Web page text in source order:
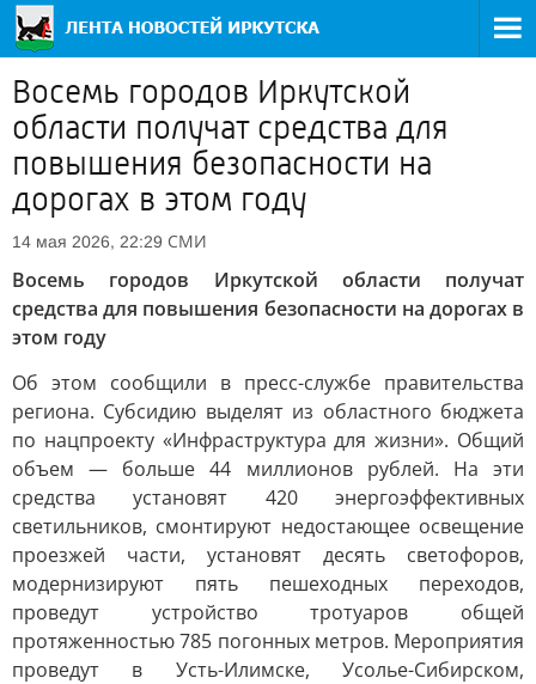
Восемь городов Иркутской
области получат средства для
повышения безопасности на
дорогах в этом году
14 мая 2026, 22:29 СМИ
Восемь городов Иркутской области получат
средства для повышения безопасности на дорогах в
этом году
Об этом сообщили в пресс-службе правительства
региона. Субсидию выделят из областного бюджета
по нацпроекту «Инфраструктура для жизни». Общий
объем — больше 44 миллионов рублей. На эти
средства установят 420 энергоэффективных
светильников, смонтируют недостающее освещение
проезжей части, установят десять светофоров,
модернизируют пять пешеходных переходов,
проведут устройство тротуаров общей
протяженностью 785 погонных метров. Мероприятия
проведут в Усть-Илимске, Усолье-Сибирском,